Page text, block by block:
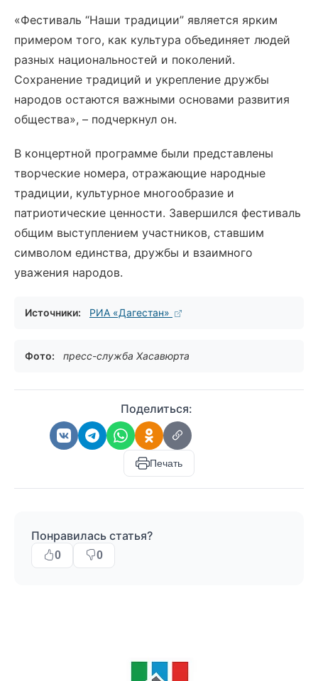
«Фестиваль “Наши традиции” является ярким
примером того, как культура объединяет людей
разных национальностей и поколений.
Сохранение традиций и укрепление дружбы
народов остаются важными основами развития
общества», – подчеркнул он.
В концертной программе были представлены
творческие номера, отражающие народные
традиции, культурное многообразие и
патриотические ценности. Завершился фестиваль
общим выступлением участников, ставшим
символом единства, дружбы и взаимного
уважения народов.
Источники: РИА «Дагестан»
Фото: пресс-служба Хасавюрта
Поделиться:
Печать
Понравилась статья?
0 0